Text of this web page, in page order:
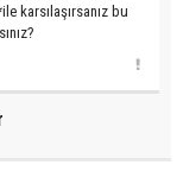
karsılaşırsanız bu